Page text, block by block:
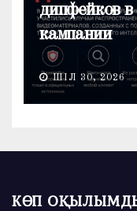
дипфейков в
кампании
ШІЛ 30, 2026
КӨП